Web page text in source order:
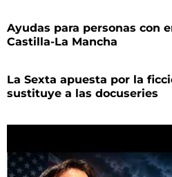
Ayudas para personas con
Castilla-La Mancha
La Sexta apuesta por la
sustituye a las docuseries